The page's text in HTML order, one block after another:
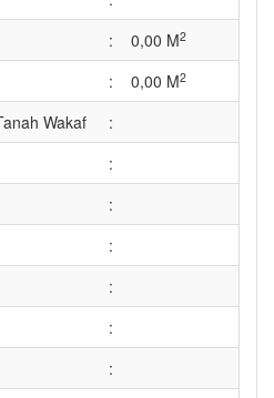
: 0,00 M2
: 0,00 M2
Wakaf
:
:
:
:
:
:
: